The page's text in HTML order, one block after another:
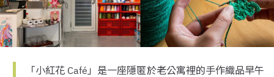
「小紅花 Café」是一座隱匿於老公寓裡的手作織品早午